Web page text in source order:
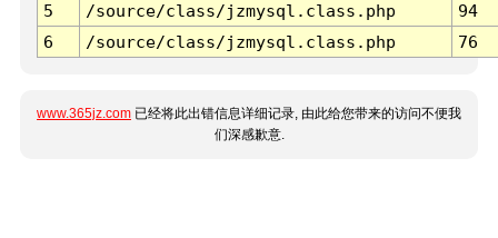
5
/source/class/jzmysql.class.php
94
6
/source/class/jzmysql.class.php 76
www.365jz.com 已经将此出错信息详细记录, 由此给您带来的访问不便我
们深感歉意.